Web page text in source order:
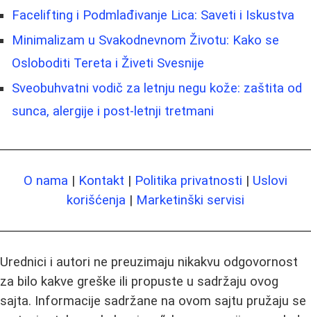
Facelifting i Podmlađivanje Lica: Saveti i Iskustva
Minimalizam u Svakodnevnom Životu: Kako se
Osloboditi Tereta i Živeti Svesnije
Sveobuhvatni vodič za letnju negu kože: zaštita od
sunca, alergije i post-letnji tretmani
O nama | Kontakt | Politika privatnosti | Uslovi
korišćenja | Marketinški servisi
Urednici i autori ne preuzimaju nikakvu odgovornost
za bilo kakve greške ili propuste u sadržaju ovog
sajta. Informacije sadržane na ovom sajtu pružaju se